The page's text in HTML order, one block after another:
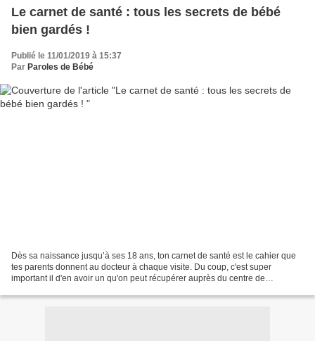
Le carnet de santé : tous les secrets de bébé
bien gardés !
Publié le 11/01/2019 à 15:37
Par Paroles de Bébé
Dès sa naissance jusqu’à ses 18 ans, ton carnet de santé est le cahier que
tes parents donnent au docteur à chaque visite. Du coup, c'est super
important il d'en avoir un qu'on peut récupérer auprès du centre de